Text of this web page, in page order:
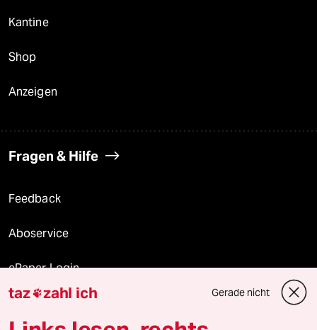
Kantine
Shop
Anzeigen
Fragen & Hilfe
Feedback
Aboservice
ePaper Login
Downloads für Abonnierende
taz zahl ich Gerade nicht